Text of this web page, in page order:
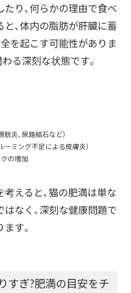
り、何らかの理由で食べ
、体内の脂肪が肝臓に蓄
を起こす可能性がありま
る深刻な状態です。
炎、尿路結石など）
ーミング不足による皮膚炎）
の増加
えると、猫の肥満は単な
なく、深刻な健康問題で
す。
すぎ?肥満の目安をチ